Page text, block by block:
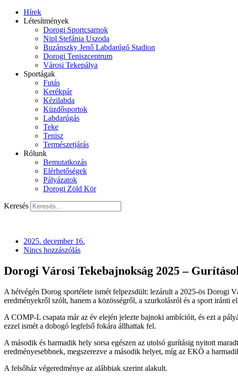
Hírek
Létesítmények
Dorogi Sportcsarnok
Nipl Stefánia Uszoda
Buzánszky Jenő Labdarúgó Stadion
Dorogi Teniszcentrum
Városi Tekepálya
Sportágak
Futás
Kerékpár
Kézilabda
Küzdősportok
Labdarúgás
Teke
Tenisz
Természetjárás
Rólunk
Bemutatkozás
Elérhetőségek
Pályázatok
Dorogi Zöld Kör
Keresés
2025. december 16.
Nincs hozzászólás
Dorogi Városi Tekebajnokság 2025 –
A hétvégén Dorog sportélete ismét felpezsdült: lezárult a 2025-ös Dorogi
eredményekről szólt, hanem a közösségről, a szurkolásról és a sport iránti
A COMP-L csapata már az év elején jelezte bajnoki ambícióit, és ezt a
ezzel ismét a dobogó legfelső fokára állhattak fel.
A második és harmadik hely sorsa egészen az utolsó gurításig nyitott
eredményesebbnek, megszerezve a második helyet, míg az EKÖ a
A felsőház végeredménye az alábbiak szerint alakult.